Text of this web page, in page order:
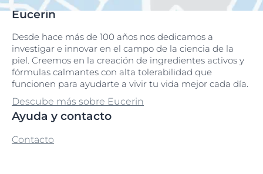
Eucerin
Desde hace más de 100 años nos dedicamos a
investigar e innovar en el campo de la ciencia de la
piel. Creemos en la creación de ingredientes activos y
fórmulas calmantes con alta tolerabilidad que
funcionen para ayudarte a vivir tu vida mejor cada día.
Descube más sobre Eucerin
Ayuda y contacto
Contacto